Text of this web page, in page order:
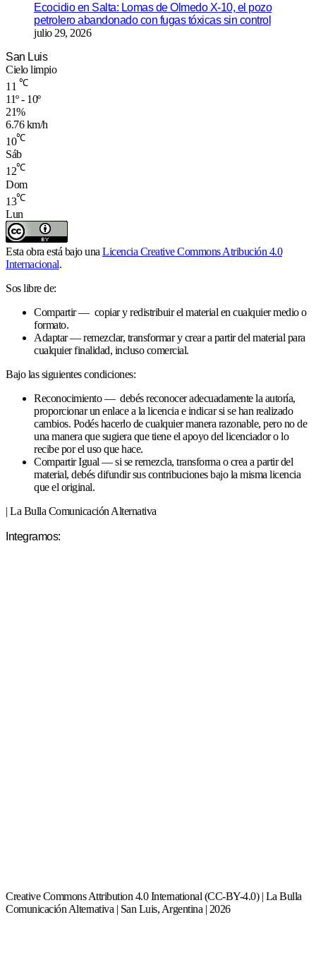
Ecocidio en Salta: Lomas de Olmedo X-10, el pozo
petrolero abandonado con fugas tóxicas sin control
julio 29, 2026
San Luis
Cielo limpio
11 ℃
11º - 10º
21%
6.76 km/h
10℃
Sáb
12℃
Dom
13℃
Lun
Esta obra está bajo una Licencia Creative Commons Atribución 4.0
Internacional.
Sos libre de:
Compartir — copiar y redistribuir el material en cualquier medio o
formato.
Adaptar — remezclar, transformar y crear a partir del material para
cualquier finalidad, incluso comercial.
Bajo las siguientes condiciones:
Reconocimiento — debés reconocer adecuadamente la autoría,
proporcionar un enlace a la licencia e indicar si se han realizado
cambios. Podés hacerlo de cualquier manera razonable, pero no de
una manera que sugiera que tiene el apoyo del licenciador o lo
recibe por el uso que hace.
Compartir Igual — si se remezcla, transforma o crea a partir del
material, debés difundir sus contribuciones bajo la misma licencia
que el original.
| La Bulla Comunicación Alternativa
Integramos:
Creative Commons Attribution 4.0 International (CC-BY-4.0) | La Bulla
Comunicación Alternativa | San Luis, Argentina | 2026